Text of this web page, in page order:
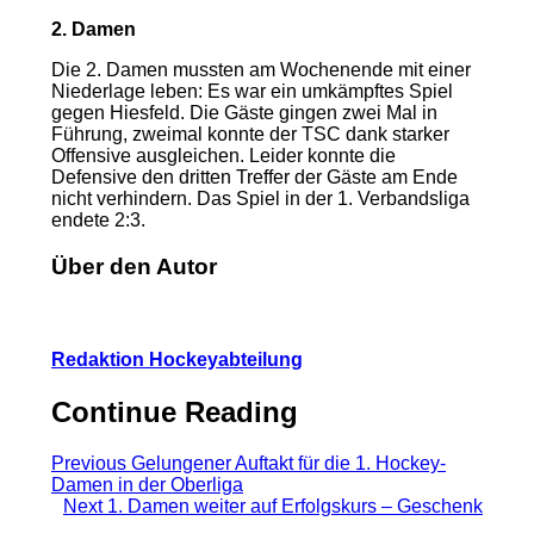
2. Damen
Die 2. Damen mussten am Wochenende mit einer
Niederlage leben: Es war ein umkämpftes Spiel
gegen Hiesfeld. Die Gäste gingen zwei Mal in
Führung, zweimal konnte der TSC dank starker
Offensive ausgleichen. Leider konnte die
Defensive den dritten Treffer der Gäste am Ende
nicht verhindern. Das Spiel in der 1. Verbandsliga
endete 2:3.
Über den Autor
Redaktion Hockeyabteilung
Continue Reading
Previous Gelungener Auftakt für die 1. Hockey-
Damen in der Oberliga
Next1. Damen weiter auf Erfolgskurs – Geschenk